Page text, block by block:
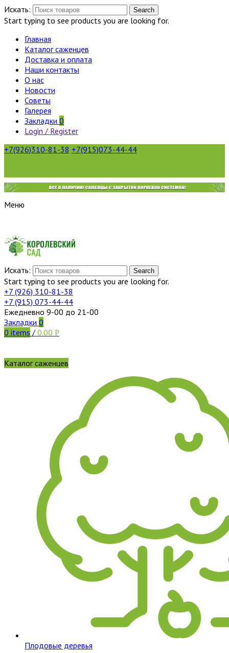
Искать: Search
Start typing to see products you are looking for.
Главная
Каталог саженцев
Доставка и оплата
Наши контакты
О нас
Новости
Советы
Галерея
Закладки 0
Login / Register
+7(926)310-81-38 +7(915)073-44-44
Меню
Искать: Search
Start typing to see products you are looking for.
+7 (926) 310-81-38
+7 (915) 073-44-44
Ежедневно 9-00 до 21-00
Закладки 0
0 items / 0.00 Р
Каталог саженцев
Плодовые деревья